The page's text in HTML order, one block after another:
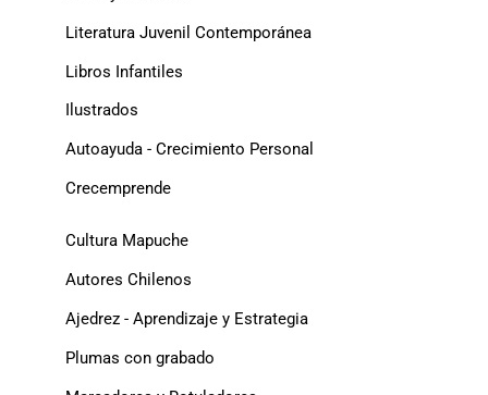
Literatura Juvenil Contemporánea
Libros Infantiles
Ilustrados
Autoayuda - Crecimiento Personal
Crecemprende
Cultura Mapuche
Autores Chilenos
Ajedrez - Aprendizaje y Estrategia
Plumas con grabado